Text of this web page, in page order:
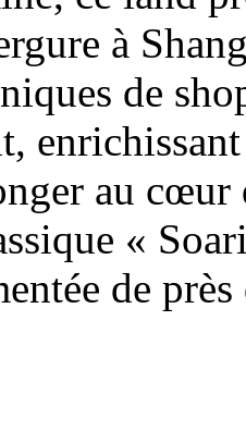
à
de
au
«
de